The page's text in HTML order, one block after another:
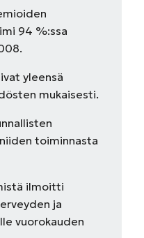
94 %:ssa
yleensä
mukaisesti.
toiminnasta
ilmoitti
ja
vuorokauden